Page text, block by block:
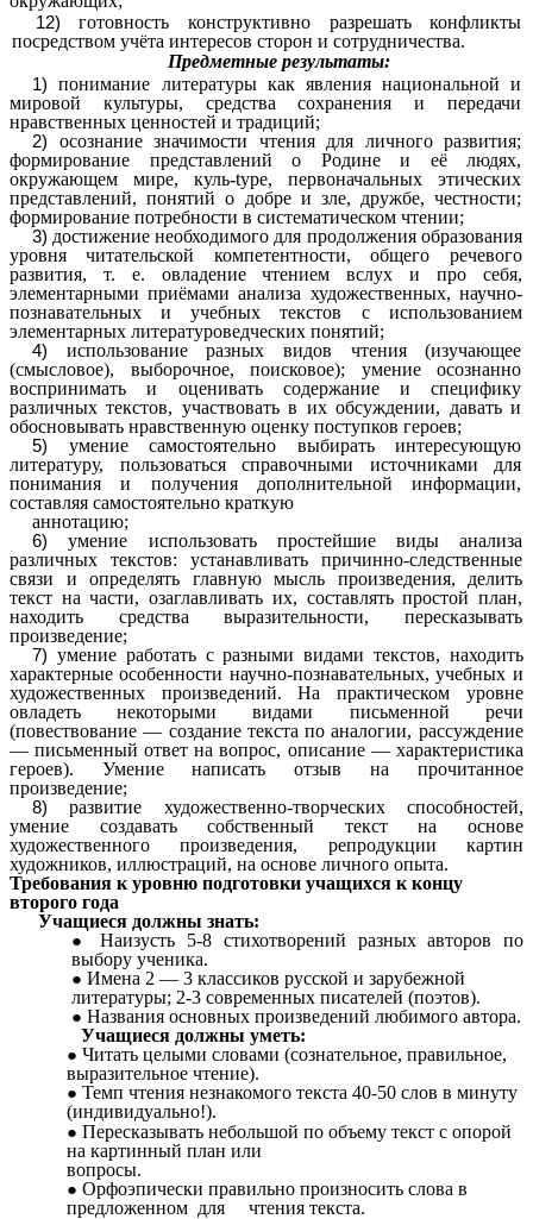
готовность конструктивно разрешать конфликты
посредством учёта интересов сторон и сотрудничества.
Предметные результаты:
понимание литературы как явления национальной и
мировой культуры, средства сохранения и передачи
нравственных ценностей и традиций;
осознание значимости чтения для личного развития;
формирование представлений о Родине и её людях,
окружающем мире, куль-type, первоначальных этических
представлений, понятий о добре и зле, дружбе, честности;
формирование потребности в систематическом чтении;
достижение необходимого для продолжения образования
уровня читательской компетентности, общего речевого
развития, т. е. овладение чтением вслух и про себя,
элементарными приёмами анализа художественных, научно-
познавательных и учебных текстов с использованием
элементарных литературоведческих понятий;
использование разных видов чтения (изучающее
(смысловое), выборочное, поисковое); умение осознанно
воспринимать и оценивать содержание и специфику
различных текстов, участвовать в их обсуждении, давать и
обосновывать нравственную оценку поступков героев;
умение самостоятельно выбирать интересующую
литературу, пользоваться справочными источниками для
понимания и получения дополнительной информации,
составляя самостоятельно краткую
аннотацию;
умение использовать простейшие виды анализа
различных текстов: устанавливать причинно-следственные
связи и определять главную мысль произведения, делить
текст на части, озаглавливать их, составлять простой план,
находить средства выразительности, пересказывать
произведение;
умение работать с разными видами текстов, находить
характерные особенности научно-познавательных, учебных и
художественных произведений. На практическом уровне
овладеть некоторыми видами письменной речи
(повествование — создание текста по аналогии, рассуждение
— письменный ответ на вопрос, описание — характеристика
героев). Умение написать отзыв на прочитанное
произведение;
развитие художественно-творческих способностей,
умение создавать собственный текст на основе
художественного произведения, репродукции картин
художников, иллюстраций, на основе личного опыта.
Требования к уровню подготовки учащихся к концу
второго года
Учащиеся должны знать:
Наизусть 5-8 стихотворений разных авторов по
выбору ученика.
Имена 2 — 3 классиков русской и зарубежной
литературы; 2-3 современных писателей (поэтов).
Названия основных произведений любимого автора.
Учащиеся должны уметь:
Читать целыми словами (сознательное, правильное,
выразительное чтение).
Темп чтения незнакомого текста 40-50 слов в минуту
(индивидуально!).
Пересказывать небольшой по объему текст с опорой
на картинный план или
вопросы.
Орфоэпически правильно произносить слова в
предложенном для чтения текста.